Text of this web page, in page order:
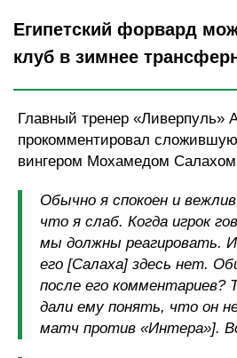
Египетский форвард
клуб в зимнее
Главный тренер «Ливерпуль»
прокомментировал
вингером Мохамедом
Обычно я спокоен и
что я слаб. Когда игрок
мы должны реагировать.
его [Салаха] здесь нет.
после его комментариев?
дали ему понять, что он
матч против «Интера»].